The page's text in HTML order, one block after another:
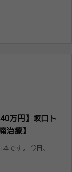
万円】坂口​ト
治療】
です。 今日、